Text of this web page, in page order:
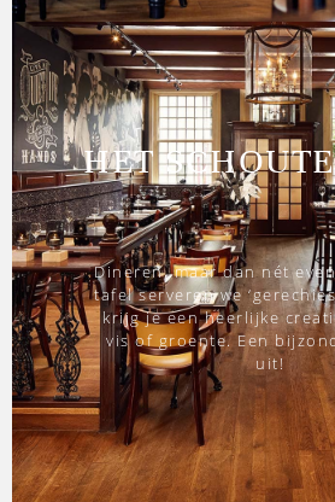
HET
Dineren, maar dan nét
tafel serveren we
krijg je een heerlijke
vis of groente. Een
uit!